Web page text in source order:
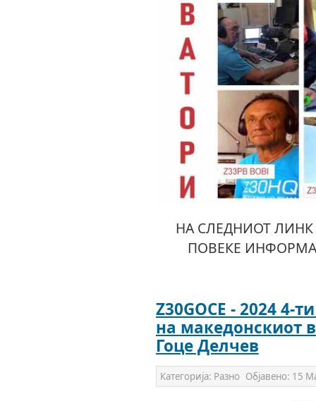
НА СЛЕДНИОТ
ПОВЕКЕ
Z30GOCE - 2024 4-
на македонскиот
Гоце Делчев
Категорија: Разно Објавено: 15